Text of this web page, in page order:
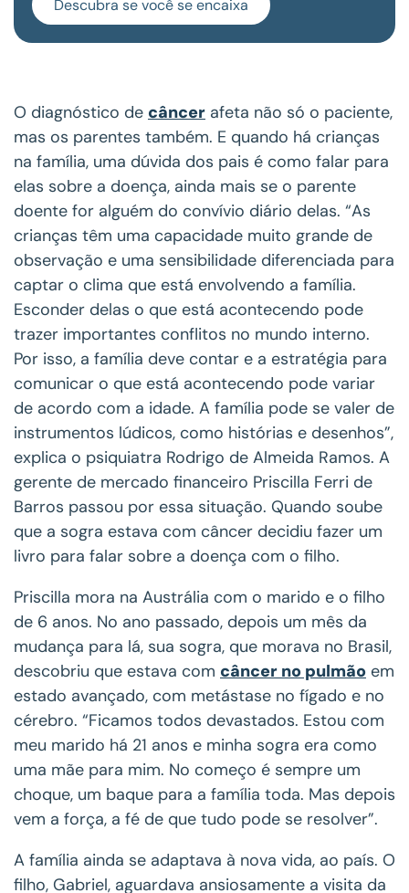
Descubra se você se encaixa
O diagnóstico de câncer afeta não só o paciente,
mas os parentes também. E quando há crianças
na família, uma dúvida dos pais é como falar para
elas sobre a doença, ainda mais se o parente
doente for alguém do convívio diário delas. “As
crianças têm uma capacidade muito grande de
observação e uma sensibilidade diferenciada para
captar o clima que está envolvendo a família.
Esconder delas o que está acontecendo pode
trazer importantes conflitos no mundo interno.
Por isso, a família deve contar e a estratégia para
comunicar o que está acontecendo pode variar
de acordo com a idade. A família pode se valer de
instrumentos lúdicos, como histórias e desenhos”,
explica o psiquiatra Rodrigo de Almeida Ramos. A
gerente de mercado financeiro Priscilla Ferri de
Barros passou por essa situação. Quando soube
que a sogra estava com câncer decidiu fazer um
livro para falar sobre a doença com o filho.
Priscilla mora na Austrália com o marido e o filho
de 6 anos. No ano passado, depois um mês da
mudança para lá, sua sogra, que morava no Brasil,
descobriu que estava com câncer no pulmão em
estado avançado, com metástase no fígado e no
cérebro. “Ficamos todos devastados. Estou com
meu marido há 21 anos e minha sogra era como
uma mãe para mim. No começo é sempre um
choque, um baque para a família toda. Mas depois
vem a força, a fé de que tudo pode se resolver”.
A família ainda se adaptava à nova vida, ao país. O
filho, Gabriel, aguardava ansiosamente a visita da